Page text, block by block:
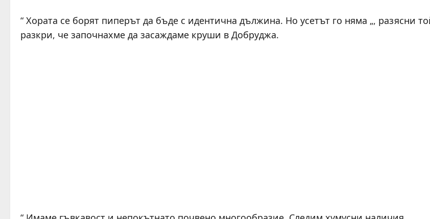
“ Хората се борят пиперът да бъде с идентична дължина. Но усетът го няма „, разясни
разкри, че започнахме да засаждаме круши в Добруджа.